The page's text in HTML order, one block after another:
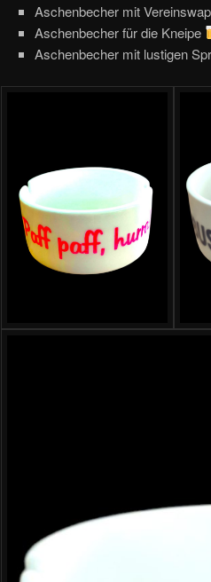
Aschenbecher mit
Aschenbecher für die Kneipe
Aschenbecher mit lustigen